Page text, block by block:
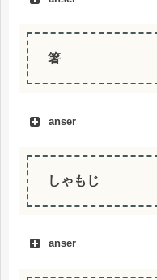
箸
anser
しゃもじ
anser